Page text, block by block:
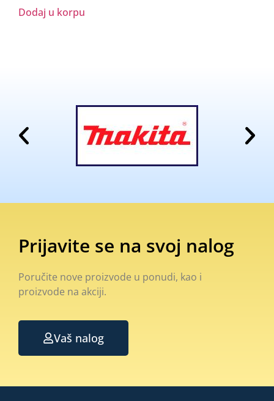
Dodaj u korpu
Prijavite se na svoj nalog
Poručite nove proizvode u ponudi, kao i
proizvode na akciji.
Vaš nalog